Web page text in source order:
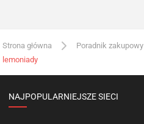
Strona główna Poradnik zakupowy
lemoniady
NAJPOPULARNIEJSZE SIECI